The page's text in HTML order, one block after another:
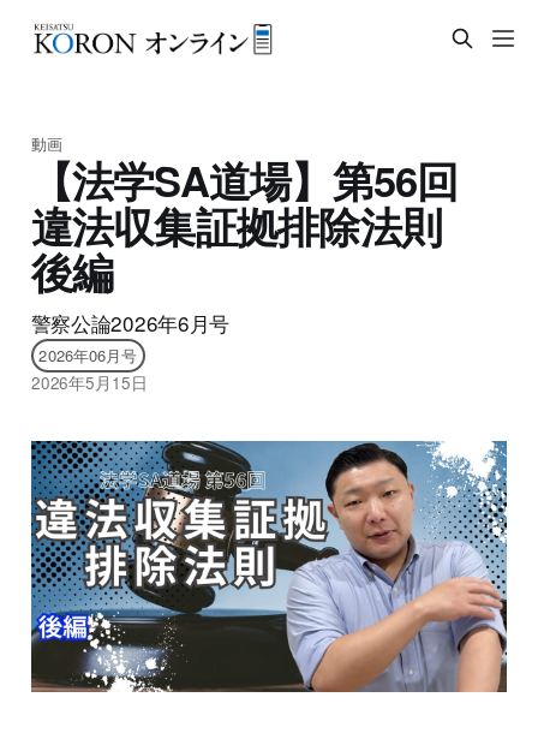
動画
【法学SA道場】第56回
違法収集証拠排除法則
後編
警察公論2026年6月号
2026年06月号
2026年5月15日